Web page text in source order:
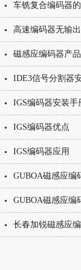
车铣复合编码器
磁感应编码器产
IDE3信号分割器
IGS编码器安装手
IGS编码器优点
IGS编码器应用
GUBOA磁感应编